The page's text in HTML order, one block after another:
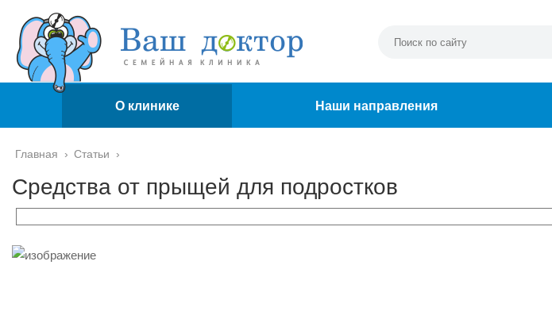
О клинике Наши направления
Главная › Статьи ›
Средства от прыщей для подростков